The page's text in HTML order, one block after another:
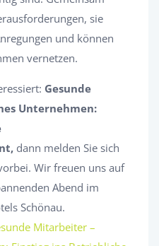
sie
und können
vernetzen.
Gesunde
Unternehmen:
dann melden Sie sich
Wir freuen uns auf
Abend im
Schönau.
Mitarbeiter –